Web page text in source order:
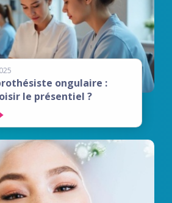
ongulaire :
le présentiel ?